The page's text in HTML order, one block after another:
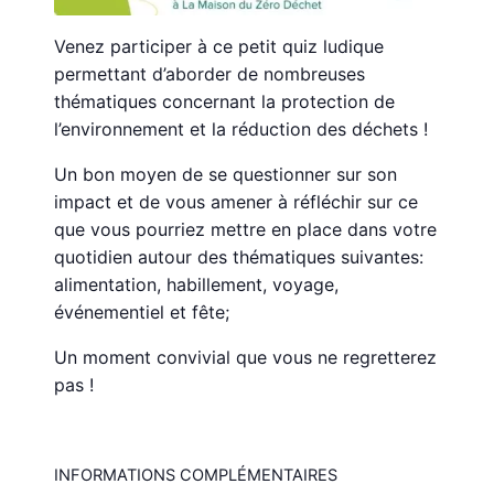
Venez participer à ce petit quiz ludique
permettant d’aborder de nombreuses
thématiques concernant la protection de
l’environnement et la réduction des déchets !
Un bon moyen de se questionner sur son
impact et de vous amener à réfléchir sur ce
que vous pourriez mettre en place dans votre
quotidien autour des thématiques suivantes:
alimentation, habillement, voyage,
événementiel et fête;
Un moment convivial que vous ne regretterez
pas !
INFORMATIONS COMPLÉMENTAIRES